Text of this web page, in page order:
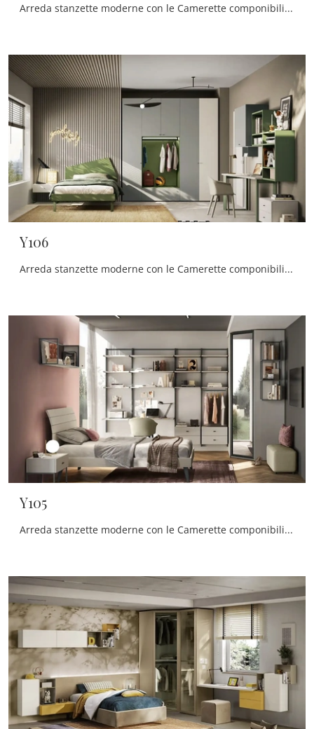
Arreda stanzette moderne con le Camerette componibili Moretti Compact Camerette! Il modello Y107 in melaminico è per ragazzi.
Y106
Arreda stanzette moderne con le Camerette componibili Moretti Compact Camerette! Il modello Y106 in laccato opaco è per ragazzi.
Y105
Arreda stanzette moderne con le Camerette componibili Moretti Compact Camerette! Il modello Y105 in melaminico è per ragazzi.